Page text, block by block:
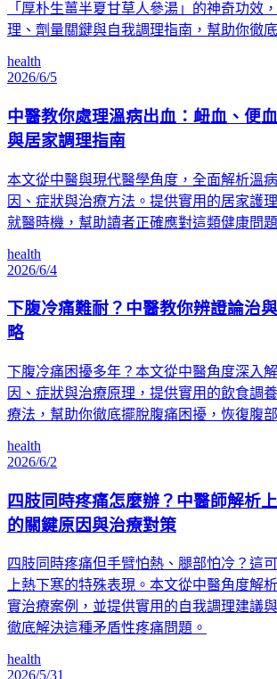
「厚朴生薑半夏甘草人參湯」的神奇功效
理、劑量關鍵與自我調理指南，幫助你徹
health
2026/6/5
中醫教你處理溫病出血：衄血、便
與居家調理指南
本文從中醫與現代醫學角度，全面解析溫
因、症狀與治療方法。提供實用的居家護
就醫時機，幫助讀者正確應對這類健康問題
health
2026/6/4
下腹冷痛難耐？中醫教你辨證論治
略
下腹冷痛困擾多年？本文從中醫角度深入
因、症狀與治療原理，提供實用的飲食調
療法，幫助你徹底擺脫腹痛困擾，恢復腹
health
2026/6/2
四肢同時疼痛怎麼辦？中醫師解析
的關鍵原因與治療對策
四肢同時疼痛但手臂怕熱、腿部怕冷？這
上熱下寒的特殊表現。本文從中醫角度解
實治療案例，並提供實用的自我調理建議
徹底解決這種矛盾性疼痛問題。
health
2026/5/31